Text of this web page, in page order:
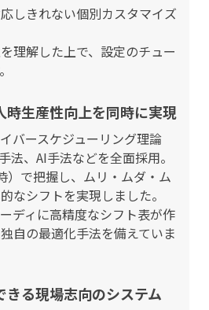
しきれない個別カスタマイズ
理解した上で、設定のチュー
生産性向上を同時に実現
バースケジューリング理論
法、AI手法などを全面採用。
）で把握し、ムリ・ムダ・ム
なシフトを実現しました。
ディに高精度なシフト表が作
自の最適化手法を備えていま
る現場志向のシステム